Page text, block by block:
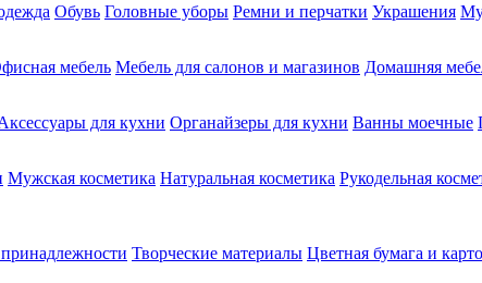
Обувь Головные уборы Ремни и перчатки Украшения
мебель Мебель для салонов и магазинов Домашняя
для кухни Органайзеры для кухни Ванны моечные
Мужская косметика Натуральная косметика Рукодельная
Творческие материалы Цветная бумага и